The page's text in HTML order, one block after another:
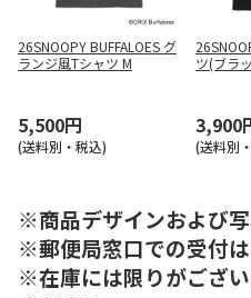
26SNOOPY BUFFALOES グ
ランジ風Tシャツ M
5,500円
(送料別・税込)
ツ(ブラ
3,900
(送料別
※商品デザインおよび写
※郵便局窓口での受付は
※在庫には限りがござ